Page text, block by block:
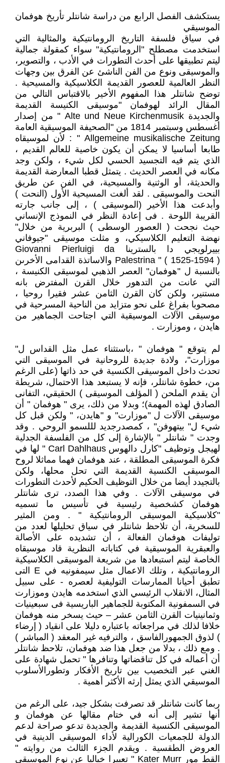
يستكشف الفصل الرابع من دراسة شانتلر تأريخ هوفمان
الموسيقي
في سياق فلسفة التاريخ الرومانتيكية والمثالية التي
استخدمت مصطلح "الرومانتيكية" سواء كمقولة جمالية
ليتم تطبيقها على أحدث التطورات في الأدب ، والتصوير،
والموسيقى ونوع من الفن الناشئ عن الفرق بين وجهات
النظر العالمية للعصور القديمة الكلاسيكية والمسيحية .
توضح شانتلر هذا المفهوم الأخير بالاقتباس التالي من
المقال الرائد لهوفمان "موسيقى الكنيسة القديمة
والجديدة Alte und Neue Kirchenmusik " من إصدار
أغسطس وسبتمبر 1814 من "الصحيفة الموسيقية العامة
Allgemeine musikalische Zeitung " : لأن لموسيقاه
طابعا أساسيا لا يمكن أن يكون خاصية للعالم القديم ،
الذي يتم فيه التجسيد الحسي لكل شيء ، ولكن وجد
مكانه في العصر الحديث . يتمثل قطبا المعارضة القديمة
والحديثة، أو الوثنية والمسيحية، في الفن عن طريق
النحت والموسيقى . لقد ألغت المسيحية الأول (النحت )
وأبدعت هذا الأخير (الموسيقى ) ، إلى جانب جارته
القريبة اللوحة . فى إعادة النظر في النموذج الإنساني
حيث نجحت ( العصور الوسطى ) البربرية من خلال"
نهضة التعليم الكلاسيكي، و مثلت موسيقى "جيوفاني
بييرلويجي دا بالسترينا Giovanni Pierluigi da
Palestrina " ( 1525-1594 ) والاساتذة القدامى الأخرىن
بالنسبة ل "هوفمان" العصر الذهبي لموسيقى الكنيسة ،
التي عانت من التدهور خلال القرن المفترض بانه
مستنير، ولكن كان القرن الثامن عشر فقيرا روحيا ،
مصحوبا بفراغ على نحو متزايد من الناحية المسرحية في
موسيقى الآلات الموسيقية التي اجتاحت الجماهير من
هايدن ، وموزارت .
لم يتوقع " هوفمان " ،باستثناء عمل مثل القداس ل"
موزارت"، ولادة جديدة للروحانية في الموسيقى التي
تحدث داخل الموسيقى الكنسية في حد ذاتها (على الرغم
من، خطوة شانتلر، فإنه لا يستبعد هذا الاحتمال، شريطة
أن يقدم الملحن ( المؤلف الموسيقى ) الحقيقي، التفانى
الصادق لهذه المهمة)؛ وبدلا من ذلك، يرى " هوفمان " أن
موسيقى الآلات ل "موزارت" و "هايدن، " ولكن قبل كل
شيء ل" بيتهوفن" ، كمصدرجديد لللسمو الروحي . وقد
وجدت " شانتلر " بالإشارة إلى كل من الفلسفة الجدلية
لهيجل وتوظيف "كارل دالهوس Carl Dahlhaus " لها في
فكرة الموسيقى المطلقة ، عند هوفمان فهما مماثلا لروح
الموسيقى الكنسية القديمة التي تحل محلها، ولكن
بالتجيدد أيضا من خلال التوظيف الحكيم لأحدث التطورات
في موسيقى الآلات . وفي هذا الصدد، ترى شانتلر
هوفمان كشخصية رئيسية في تأسيس ما تسميه
"كلاسيكية الموسيقى الرومانتيكية " . ومن المثير
للسخرية، أن تلاحظ شانتلر في سياق تحليلها لعدد من
توليفات هوفمان الفعالة ، أن تشديده على الأصالة
والعبقرية الموسيقية في كتاباته النظرية قاد موسيقاه
الخاصة ليتم استبعادها من شريعة الموسيقى الكلاسيكية
الرومانتيكية ، وتلك الاعمال مثل سيمفونيه في E التى
تطبق أحيانا الممارسات التوليفية لعصره - على سبيل
المثال، الانقلاب الرئيسي الذي استخدمه هايدن وموزارت
في السمفونية المكتوبة للجماهير الباريسية فى سبعينيات
وثمانينيات القرن الثامن عشر – حيث يسخر منه هوفمان
خلافا لذلك في مراجعاته باعتباره دليلا على انقياد ( إرضاء
) لذوق الجمهورالفاسق ، والترفيه غير المعقد ( المباشر )
. ومع ذلك ، بدلا من جعل هذا ضد هوفمان، تلاحظ شانتلر
أن أعماله في كل تناقضاتها وتنافرها " تحمل شهادة على
الغني عبر التخصيب بين تاريخ الأفكار وتطورالأسلوب
الموسيقي الذي يمثل إرثه الأكثر أهمية .
ربما كانت شانتلر قد تصرفت بشكل جيد، على الرغم من
أنها تشير إلى أنه في ختام مقالها عن هوفمان و
الموسيقى الكنسية القديمة والجديدة تدعو صراحة لدعم
الدولة للجمعيات الكورالية لأداء الموسيقى الدينية في
العروض الطقسية . ويقدم الجزء الثالث من روايته "
القط مور Kater Murr " تعبيرا خياليا عن نوع الموسيقى